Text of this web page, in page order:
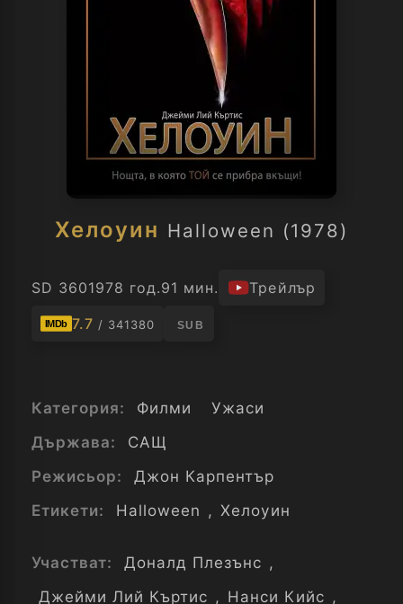
Хелоуин Halloween (1978)
SD 3601978 год.91 мин. Трейлър
IMDb 7.7 / 341380 SUB
Категория: Филми
Ужаси
Държава:
САЩ
Режисьор:
Джон Карпентър
Етикети:
Halloween , Хелоуин
Участват: Доналд Плезънс ,
Джейми Лий Къртис , Нанси Кийс ,